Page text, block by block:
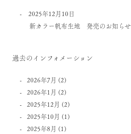
2025年12月10日
新カラー帆布生地 発売のお知らせ
過去のインフォメーション
2026年7月 (2)
2026年1月 (2)
2025年12月 (2)
2025年10月 (1)
2025年8月 (1)